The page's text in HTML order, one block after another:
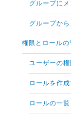
グループに
グループか
権限とロールの
ユーザーの
ロールを作成
ロールの一